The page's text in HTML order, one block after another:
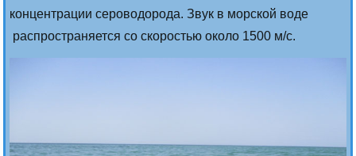
концентрации сероводорода. Звук в морской воде
распространяется со скоростью около 1500 м/с.